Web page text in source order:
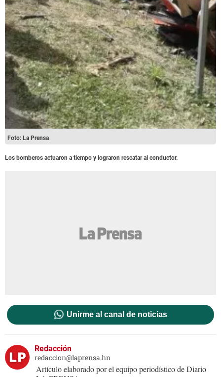
Foto: La Prensa
Los bomberos actuaron a tiempo y lograron rescatar al conductor.
Unirme al canal de noticias
Redacción
redaccion@laprensa.hn
Artículo elaborado por el equipo periodístico de Diario